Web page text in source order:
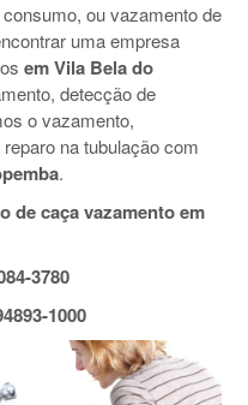
ou vazamento de
uma empresa
em Vila Bela do
detecção de
o vazamento,
na tubulação com
.
de caça vazamento em
3780
1000